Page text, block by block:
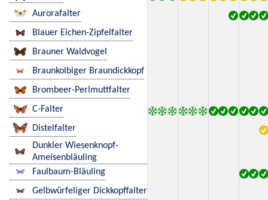
Aurorafalter
Blauer Eichen-Zipfelfalter
Brauner Waldvogel
Braunkolbiger Braundickkopf
Brombeer-Perlmuttfalter
C-Falter
Distelfalter
Dunkler Wiesenknopf-
Ameisenbläuling
Faulbaum-Bläuling
Gelbwürfeliger Dickkopffalter